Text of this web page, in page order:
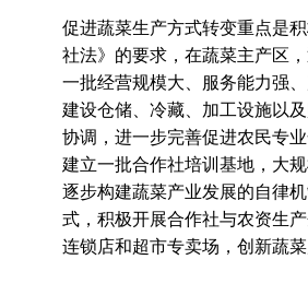
促进蔬菜生产方式转变重点是
社法》的要求，在蔬菜主产区
一批经营规模大、服务能力强
建设仓储、冷藏、加工设施以
协调，进一步完善促进农民专
建立一批合作社培训基地，大
逐步构建蔬菜产业发展的自律
式，积极开展合作社与农资生
连锁店和超市专卖场，创新蔬